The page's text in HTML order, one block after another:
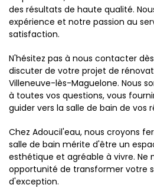
des résultats de haute qualité.
expérience et notre passion au
satisfaction.
N'hésitez pas à nous contacter
discuter de votre projet de
Villeneuve-lès-Maguelone. Nous
à toutes vos questions, vous
guider vers la salle de bain de vos
Chez Adoucil'eau, nous croyons
salle de bain mérite d'être un
esthétique et agréable à vivre. Ne
opportunité de transformer votre
d'exception.